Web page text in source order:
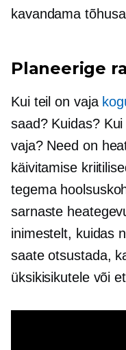
kavandama
Planeerige
Kui teil on vaja
saad? Kuidas?
vaja? Need on
käivitamise
tegema
sarnaste
inimestelt, kuidas
saate otsustada,
üksikisikutele või